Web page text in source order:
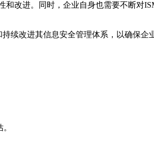
改进。同时，企业自身也需要不断对
续改进其信息安全管理体系，以确保企